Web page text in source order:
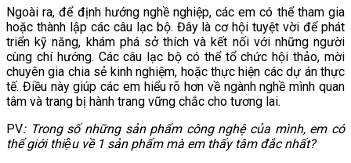
Ngoài ra, để định hướng nghề nghiệp, các em có thể tham gia
hoặc thành lập các câu lạc bộ. Đây là cơ hội tuyệt vời để phát
triển kỹ năng, khám phá sở thích và kết nối với những người
cùng chí hướng. Các câu lạc bộ có thể tổ chức hội thảo, mời
chuyên gia chia sẻ kinh nghiệm, hoặc thực hiện các dự án thực
tế. Điều này giúp các em hiểu rõ hơn về ngành nghề mình quan
tâm và trang bị hành trang vững chắc cho tương lai.
PV: Trong số những sản phẩm công nghệ của mình, em có
thể giới thiệu về 1 sản phẩm mà em thấy tâm đắc nhất?